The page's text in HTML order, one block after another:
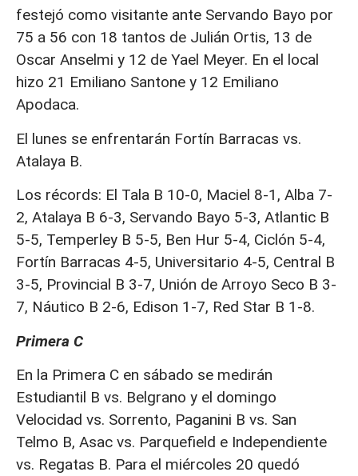
festejó como visitante ante Servando Bayo por
75 a 56 con 18 tantos de Julián Ortis, 13 de
Oscar Anselmi y 12 de Yael Meyer. En el local
hizo 21 Emiliano Santone y 12 Emiliano
Apodaca.
El lunes se enfrentarán Fortín Barracas vs.
Atalaya B.
Los récords: El Tala B 10-0, Maciel 8-1, Alba 7-
2, Atalaya B 6-3, Servando Bayo 5-3, Atlantic B
5-5, Temperley B 5-5, Ben Hur 5-4, Ciclón 5-4,
Fortín Barracas 4-5, Universitario 4-5, Central B
3-5, Provincial B 3-7, Unión de Arroyo Seco B 3-
7, Náutico B 2-6, Edison 1-7, Red Star B 1-8.
Primera C
En la Primera C en sábado se medirán
Estudiantil B vs. Belgrano y el domingo
Velocidad vs. Sorrento, Paganini B vs. San
Telmo B, Asac vs. Parquefield e Independiente
vs. Regatas B. Para el miércoles 20 quedó